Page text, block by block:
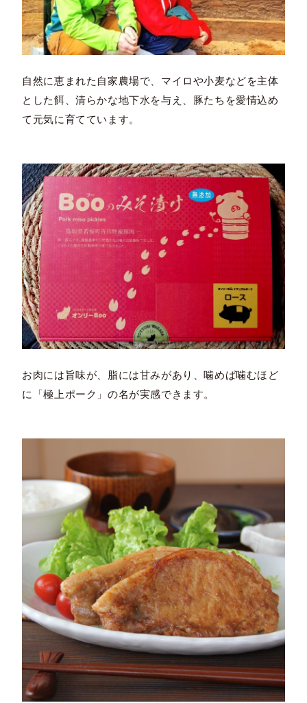
自然に恵まれた自家農場で、マイロや小麦などを主体
とした餌、清らかな地下水を与え、豚たちを愛情込め
て元気に育てています。
お肉には旨味が、脂には甘みがあり、噛めば噛むほど
に「極上ポーク」の名が実感できます。